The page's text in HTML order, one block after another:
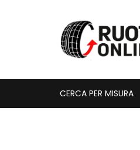
CERCA PER MISURA